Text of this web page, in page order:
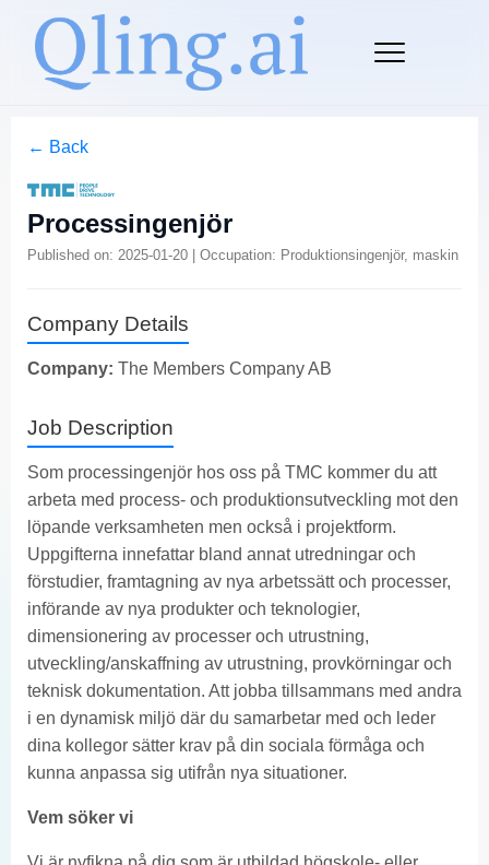
← Back
Processingenjör
Published on: 2025-01-20 | Occupation: Produktionsingenjör, maskin
Company Details
Company: The Members Company AB
Job Description
Som processingenjör hos oss på TMC kommer du att
arbeta med process- och produktionsutveckling mot den
löpande verksamheten men också i projektform.
Uppgifterna innefattar bland annat utredningar och
förstudier, framtagning av nya arbetssätt och processer,
införande av nya produkter och teknologier,
dimensionering av processer och utrustning,
utveckling/anskaffning av utrustning, provkörningar och
teknisk dokumentation. Att jobba tillsammans med andra
i en dynamisk miljö där du samarbetar med och leder
dina kollegor sätter krav på din sociala förmåga och
kunna anpassa sig utifrån nya situationer.
Vem söker vi